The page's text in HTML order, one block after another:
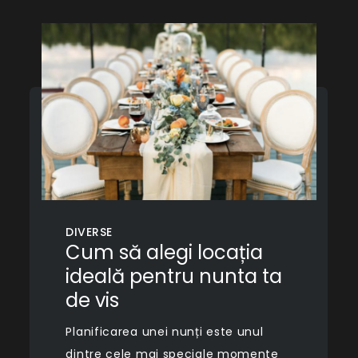
DIVERSE
Cum să alegi locația
ideală pentru nunta ta
de vis
Planificarea unei nunți este unul
dintre cele mai speciale momente